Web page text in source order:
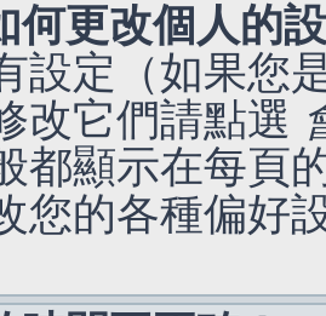
何更改個人的
設定（如果您
改它們請點選
都顯示在每頁
您的各種偏好